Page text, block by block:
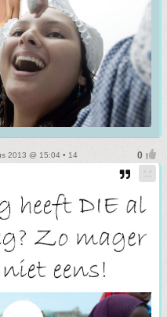
2013 @ 15:04 • 14